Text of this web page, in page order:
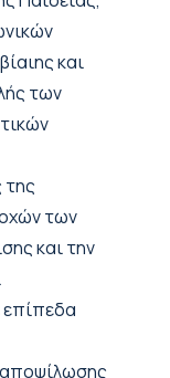
και
των
των
και την
επίπεδα